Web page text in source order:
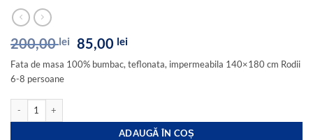
200,00lei
Prețul
inițial
a
85,00 leiPrețul
curent
este:
Fata de masa 100% bumbac, teflonata, impermeabila 140×180 cm Rodii
6-8 persoane
Cantitate Fata de masa 100% bumbac, teflonata, impermeabila 140x180 cm Rodii
ADAUGĂ ÎN COȘ